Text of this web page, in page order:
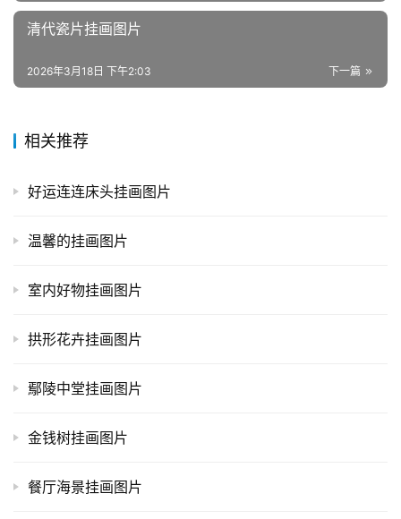
清代瓷片挂画图片
下一篇
2026年3月18日 下午2:03
相关推荐
好运连连床头挂画图片
温馨的挂画图片
室内好物挂画图片
拱形花卉挂画图片
鄢陵中堂挂画图片
金钱树挂画图片
餐厅海景挂画图片